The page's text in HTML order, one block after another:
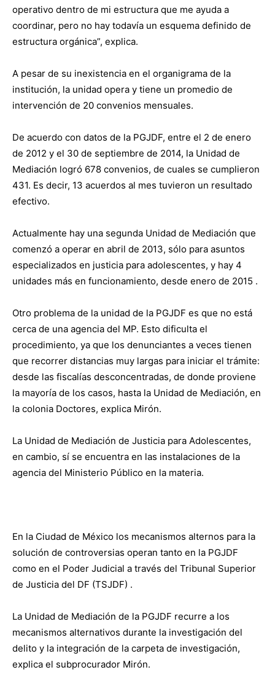
operativo dentro de mi estructura que me ayuda a
coordinar, pero no hay todavía un esquema definido de
estructura orgánica”, explica.
A pesar de su inexistencia en el organigrama de la
institución, la unidad opera y tiene un promedio de
intervención de 20 convenios mensuales.
De acuerdo con datos de la PGJDF, entre el 2 de enero
de 2012 y el 30 de septiembre de 2014, la Unidad de
Mediación logró 678 convenios, de cuales se cumplieron
431. Es decir, 13 acuerdos al mes tuvieron un resultado
efectivo.
Actualmente hay una segunda Unidad de Mediación que
comenzó a operar en abril de 2013, sólo para asuntos
especializados en justicia para adolescentes, y hay 4
unidades más en funcionamiento, desde enero de 2015 .
Otro problema de la unidad de la PGJDF es que no está
cerca de una agencia del MP. Esto dificulta el
procedimiento, ya que los denunciantes a veces tienen
que recorrer distancias muy largas para iniciar el trámite:
desde las fiscalías desconcentradas, de donde proviene
la mayoría de los casos, hasta la Unidad de Mediación, en
la colonia Doctores, explica Mirón.
La Unidad de Mediación de Justicia para Adolescentes,
en cambio, sí se encuentra en las instalaciones de la
agencia del Ministerio Público en la materia.
En la Ciudad de México los mecanismos alternos para la
solución de controversias operan tanto en la PGJDF
como en el Poder Judicial a través del Tribunal Superior
de Justicia del DF (TSJDF) .
La Unidad de Mediación de la PGJDF recurre a los
mecanismos alternativos durante la investigación del
delito y la integración de la carpeta de investigación,
explica el subprocurador Mirón.